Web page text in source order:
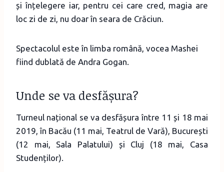
și înțelegere iar, pentru cei care cred, magia are
loc zi de zi, nu doar în seara de Crăciun.
Spectacolul este în limba română, vocea Mashei
fiind dublată de Andra Gogan.
Unde se va desfășura?
Turneul național se va desfășura între 11 și 18 mai
2019, în Bacău (11 mai, Teatrul de Vară), București
(12 mai, Sala Palatului) și Cluj (18 mai, Casa
Studenților).